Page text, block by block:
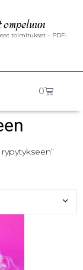
toimitukset – PDF-
0